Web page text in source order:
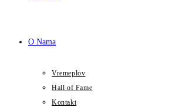
O Nama
Vremeplov
Hall of Fame
Kontakt